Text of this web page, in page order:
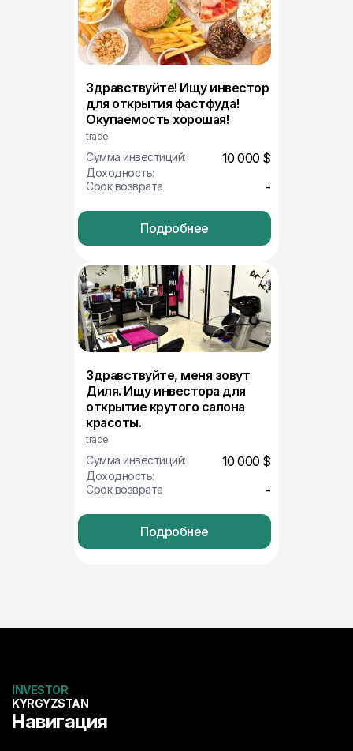
Здравствуйте! Ищу инвестор
для открытия фастфуда!
Окупаемость хорошая!
trade
Сумма инвестиций: 10 000 $
Доходность:
Срок возврата
-
Подробнее
Здравствуйте, меня зовут
Диля. Ищу инвестора для
открытие крутого салона
красоты.
trade
Сумма инвестиций: 10 000 $
Доходность:
Срок возврата
-
Подробнее
INVESTOR
KYRGYZSTAN
Навигация